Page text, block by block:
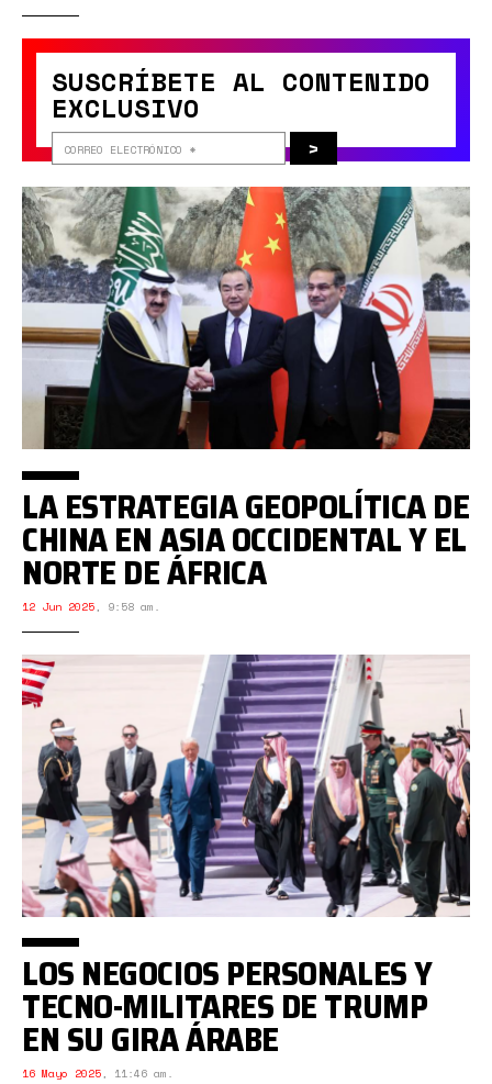
SUSCRÍBETE AL CONTENIDO
EXCLUSIVO
>
LA ESTRATEGIA GEOPOLÍTICA DE
CHINA EN ASIA OCCIDENTAL Y EL
NORTE DE ÁFRICA
12 Jun 2025, 9:58 am.
LOS NEGOCIOS PERSONALES Y
TECNO-MILITARES DE TRUMP
EN SU GIRA ÁRABE
16 Mayo 2025, 11:46 am.